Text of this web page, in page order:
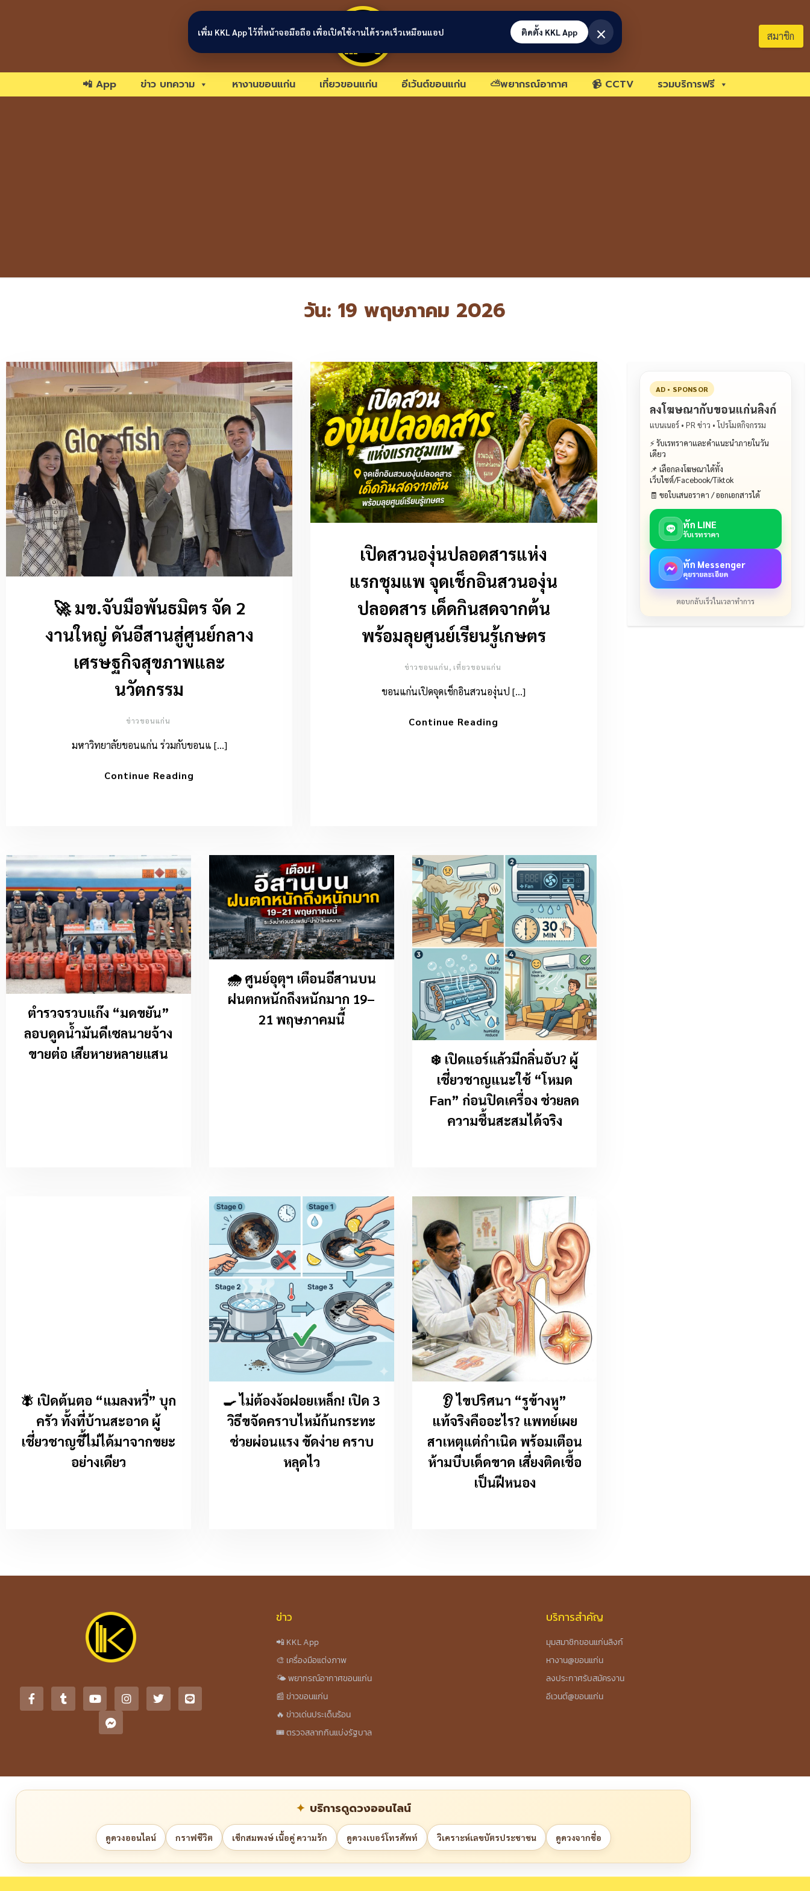
ขอนแก่นลิงก์ สมาชิก
📲 App ข่าว บทความ หางานขอนแก่น เที่ยวขอนแก่น อีเว้นต์ขอนแก่น ⛅พยากรณ์อากาศ 📹 CCTV รวมบริการฟรี
วัน: 19 พฤษภาคม 2026
🚀 มข.จับมือพันธมิตร จัด 2
งานใหญ่ ดันอีสานสู่ศูนย์กลาง
เศรษฐกิจสุขภาพและ
นวัตกรรม
ข่าวขอนแก่น
มหาวิทยาลัยขอนแก่น ร่วมกับขอนแ […]
Continue Reading
เปิดสวนองุ่นปลอดสารแห่ง
แรกชุมแพ จุดเช็กอินสวนองุ่น
ปลอดสาร เด็ดกินสดจากต้น
พร้อมลุยศูนย์เรียนรู้เกษตร
ข่าวขอนแก่น, เที่ยวขอนแก่น
ขอนแก่นเปิดจุดเช็กอินสวนองุ่นป […]
Continue Reading
ตำรวจรวบแก๊ง “มดขยัน”
ลอบดูดน้ำมันดีเซลนายจ้าง
ขายต่อ เสียหายหลายแสน
🌧️ ศูนย์อุตุฯ เตือนอีสานบน
ฝนตกหนักถึงหนักมาก 19–
21 พฤษภาคมนี้
❄️ เปิดแอร์แล้วมีกลิ่นอับ? ผู้
เชี่ยวชาญแนะใช้ “โหมด
Fan” ก่อนปิดเครื่อง ช่วยลด
ความชื้นสะสมได้จริง
🪰 เปิดต้นตอ “แมลงหวี่” บุก
ครัว ทั้งที่บ้านสะอาด ผู้
เชี่ยวชาญชี้ไม่ได้มาจากขยะ
อย่างเดียว
🍳 ไม่ต้องง้อฝอยเหล็ก! เปิด 3
วิธีขจัดคราบไหม้ก้นกระทะ
ช่วยผ่อนแรง ขัดง่าย คราบ
หลุดไว
👂 ไขปริศนา “รูข้างหู”
แท้จริงคืออะไร? แพทย์เผย
สาเหตุแต่กำเนิด พร้อมเตือน
ห้ามบีบเด็ดขาด เสี่ยงติดเชื้อ
เป็นฝีหนอง
AD • SPONSOR
ลงโฆษณากับขอนแก่นลิงก์
แบนเนอร์ • PR ข่าว • โปรโมตกิจกรรม
⚡ รับเรทราคาและคำแนะนำภายในวัน
เดียว
📌 เลือกลงโฆษณาได้ทั้ง
เว็บไซต์/Facebook/Tiktok
🧾 ขอใบเสนอราคา / ออกเอกสารได้
ทัก LINE
รับเรทราคา
ทัก Messenger
คุยรายละเอียด
ตอบกลับเร็วในเวลาทำการ
ข่าว
📲 KKL App
🎨 เครื่องมือแต่งภาพ
🌤️ พยากรณ์อากาศขอนแก่น
📰 ข่าวขอนแก่น
🔥 ข่าวเด่นประเด็นร้อน
🎟️ ตรวจสลากกินแบ่งรัฐบาล
บริการสำคัญ
มุมสมาชิกขอนแก่นลิงก์
หางาน@ขอนแก่น
ลงประกาศรับสมัครงาน
อีเวนต์@ขอนแก่น
บริการดูดวงออนไลน์
ดูดวงออนไลน์ กราฟชีวิต เช็กสมพงษ์ เนื้อคู่ ความรัก ดูดวงเบอร์โทรศัพท์ วิเคราะห์เลขบัตรประชาชน ดูดวงจากชื่อ
เพิ่ม KKL App ไว้ที่หน้าจอมือถือ เพื่อเปิดใช้งานได้รวดเร็วเหมือนแอป ติดตั้ง KKL App ×